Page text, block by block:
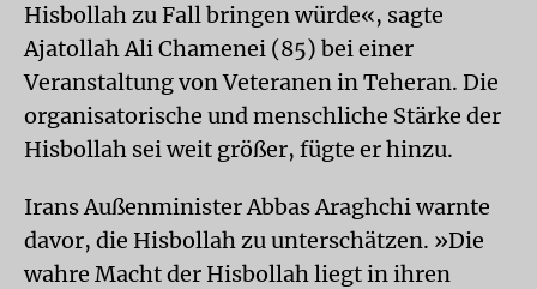
Hisbollah zu Fall bringen würde«, sagte
Ajatollah Ali Chamenei (85) bei einer
Veranstaltung von Veteranen in Teheran. Die
organisatorische und menschliche Stärke der
Hisbollah sei weit größer, fügte er hinzu.
Irans Außenminister Abbas Araghchi warnte
davor, die Hisbollah zu unterschätzen. »Die
wahre Macht der Hisbollah liegt in ihren